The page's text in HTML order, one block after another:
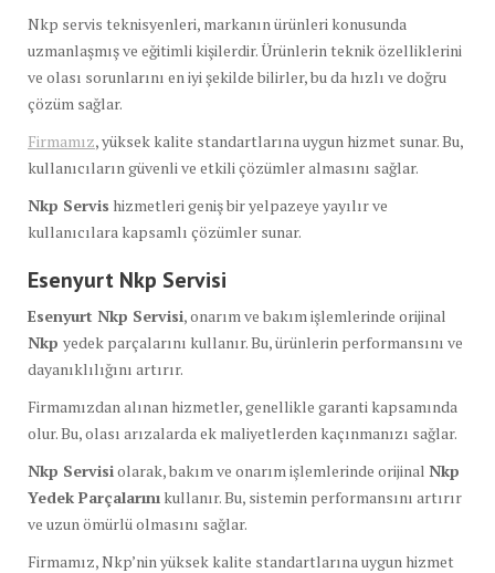
Nkp servis teknisyenleri, markanın ürünleri konusunda
uzmanlaşmış ve eğitimli kişilerdir. Ürünlerin teknik özelliklerini
ve olası sorunlarını en iyi şekilde bilirler, bu da hızlı ve doğru
çözüm sağlar.
Firmamız, yüksek kalite standartlarına uygun hizmet sunar. Bu,
kullanıcıların güvenli ve etkili çözümler almasını sağlar.
Nkp Servis hizmetleri geniş bir yelpazeye yayılır ve
kullanıcılara kapsamlı çözümler sunar.
Esenyurt Nkp Servisi
Esenyurt Nkp Servisi, onarım ve bakım işlemlerinde orijinal
Nkp yedek parçalarını kullanır. Bu, ürünlerin performansını ve
dayanıklılığını artırır.
Firmamızdan alınan hizmetler, genellikle garanti kapsamında
olur. Bu, olası arızalarda ek maliyetlerden kaçınmanızı sağlar.
Nkp Servisiolarak, bakım ve onarım işlemlerinde orijinal Nkp
Yedek Parçalarını kullanır. Bu, sistemin performansını artırır
ve uzun ömürlü olmasını sağlar.
Firmamız, Nkp’nin yüksek kalite standartlarına uygun hizmet